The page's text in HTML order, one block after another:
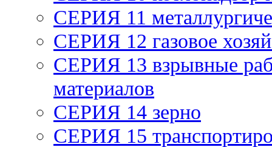
СЕРИЯ 11
СЕРИЯ 12 газовое
СЕРИЯ 13 взрывные
материалов
СЕРИЯ 14 зерно
СЕРИЯ 15